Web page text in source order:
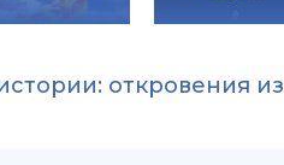
откровения из